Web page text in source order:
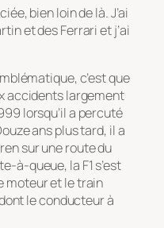
bien loin de là. J’ai
et des Ferrari et j’ai
c’est que
accidents largement
lorsqu’il a percuté
ans plus tard, il a
sur une route du
à-queue, la F1 s’est
moteur et le train
le conducteur à